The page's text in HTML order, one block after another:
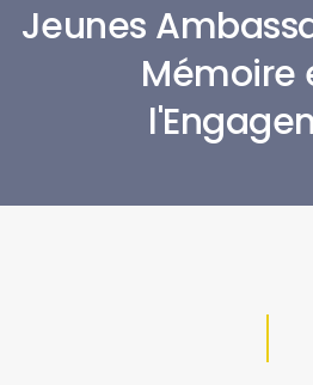
Jeunes
Mémoire